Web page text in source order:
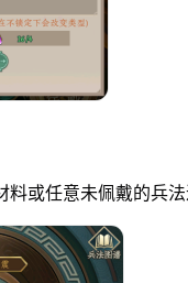
料或任意未佩戴的兵法